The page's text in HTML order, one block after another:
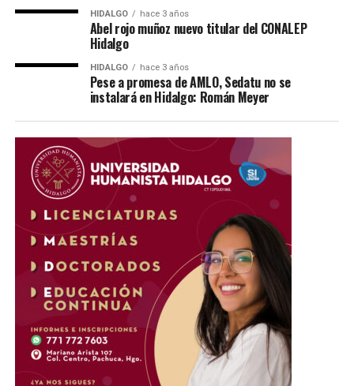
HIDALGO hace 3 años
Abel rojo muñoz nuevo titular del CONALEP
Hidalgo
HIDALGO hace 3 años
Pese a promesa de AMLO, Sedatu no se
instalará en Hidalgo: Román Meyer